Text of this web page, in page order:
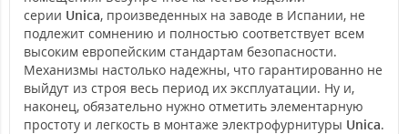
серии Unica, произведенных на заводе в Испании, не
подлежит сомнению и полностью соответствует всем
высоким европейским стандартам безопасности.
Механизмы настолько надежны, что гарантированно не
выйдут из строя весь период их эксплуатации. Ну и,
наконец, обязательно нужно отметить элементарную
простоту и легкость в монтаже электрофурнитуры Unica.